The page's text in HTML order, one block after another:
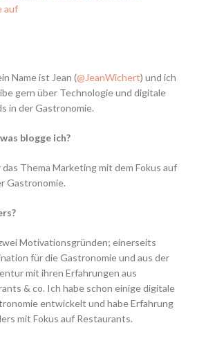
auf
Name ist Jean (@JeanWichert) und ich
gern über Technologie und digitale
in der Gastronomie.
blogge ich?
Thema Marketing mit dem Fokus auf
Gastronomie.
Motivationsgründen; einerseits
für die Gastronomie und aus der
mit ihren Erfahrungen aus
& co. Ich habe schon einige digitale
entwickelt und habe Erfahrung
mit Fokus auf Restaurants.